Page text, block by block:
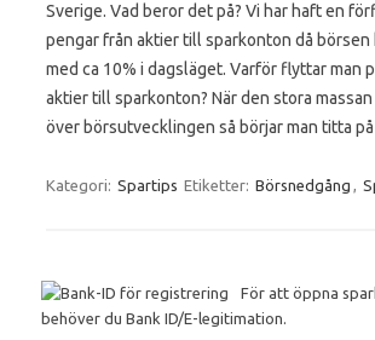
Sverige. Vad beror det på? Vi har haft en
pengar från aktier till sparkonton då börsen
med ca 10% i dagsläget. Varför flyttar man
aktier till sparkonton? När den stora
över börsutvecklingen så börjar man titta
Kategori: Spartips Etiketter: Börsnedgång ,
För att öppna
behöver du Bank ID/E-legitimation.